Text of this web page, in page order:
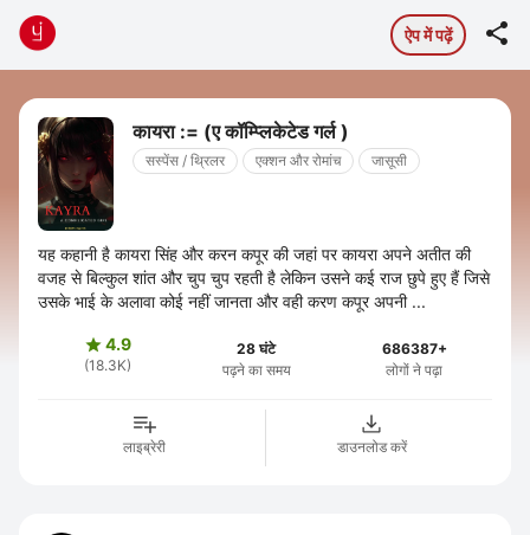
ऐप में पढ़ें 
कायरा := (ए कॉम्प्लिकेटेड गर्ल )
सस्पेंस / थ्रिलर एक्शन और रोमांच जासूसी
यह कहानी है कायरा सिंह और करन कपूर की जहां पर कायरा अपने अतीत की
वजह से बिल्कुल शांत और चुप चुप रहती है लेकिन उसने कई राज छुपे हुए हैं जिसे
उसके भाई के अलावा कोई नहीं जानता और वही करण कपूर अपनी ...
4.9
(18.3K)
28 घंटे
पढ़ने का समय
686387+
लोगों ने पढ़ा
लाइब्रेरी डाउनलोड करें